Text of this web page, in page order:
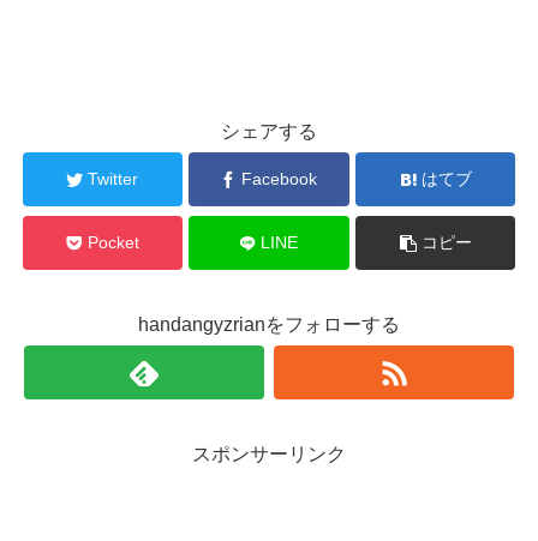
シェアする
Twitter Facebook はてブ
Pocket LINE コピー
handangyzrianをフォローする
スポンサーリンク